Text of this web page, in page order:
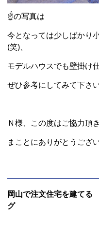
☝の写真は
今となっては少しばかり
(笑)、
モデルハウスでも壁掛け
ぜひ参考にしてみて下さい
Ｎ様、この度はご協力頂
まことにありがとうござ
岡山で注文住宅を建て
グ